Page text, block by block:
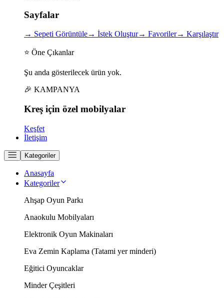
Sayfalar
→ Sepeti Görüntüle→ İstek Oluştur→ Favoriler→ Karşılaştır
⭐ Öne Çıkanlar
Şu anda gösterilecek ürün yok.
🎉 KAMPANYA
Kreş için özel mobilyalar
Keşfet
İletişim
Kategoriler
Anasayfa
Kategoriler
Ahşap Oyun Parkı
Anaokulu Mobilyaları
Elektronik Oyun Makinaları
Eva Zemin Kaplama (Tatami yer minderi)
Eğitici Oyuncaklar
Minder Çeşitleri